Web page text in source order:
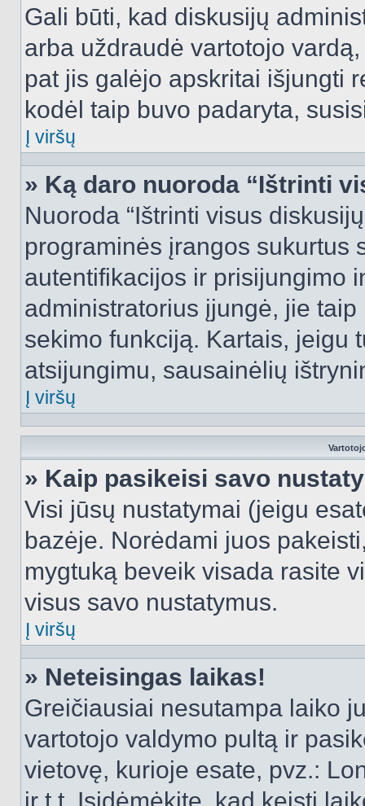
Gali būti, kad diskusijų
arba uždraudė vartotojo
pat jis galėjo apskritai išjungti
kodėl taip buvo padaryta,
Į viršų
» Ką daro nuoroda “Ištrinti
Nuoroda “Ištrinti visus
programinės įrangos sukurtus
autentifikacijos ir prisijungimo
administratorius įjungė, jie
sekimo funkciją. Kartais, jeigu
atsijungimu, sausainėlių
Į viršų
» Kaip pasikeisi savo
Visi jūsų nustatymai (jeigu
bazėje. Norėdami juos
mygtuką beveik visada rasite
visus savo nustatymus.
Į viršų
» Neteisingas laikas!
Greičiausiai nesutampa laiko
vartotojo valdymo pultą ir
vietovę, kurioje esate, pvz.: